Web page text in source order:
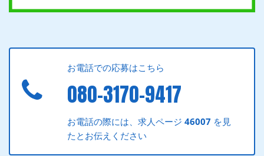
お電話での応募はこちら
080-3170-9417
お電話の際には、求人ページ46007 を見
たとお伝えください